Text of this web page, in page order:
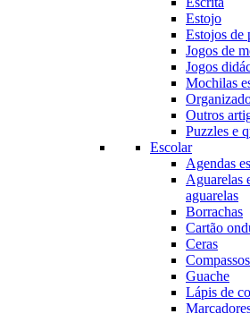
Estojo
Estojos de
Jogos de
Jogos
Mochilas
Outros
Puzzles e
Escolar
Agendas
Aguarelas
aguarelas
Borrachas
Cartão
Ceras
Compassos
Guache
Lápis de